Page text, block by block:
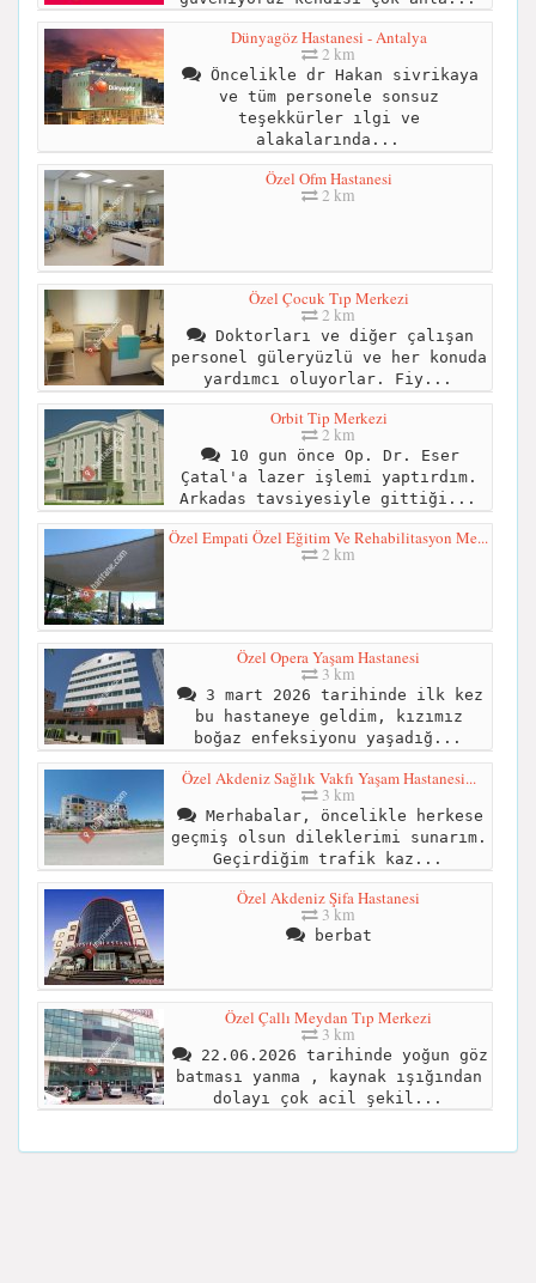
Dünyagöz Hastanesi - Antalya
2 km
Öncelikle dr Hakan sivrikaya
ve tüm personele sonsuz
teşekkürler ılgi ve
alakalarında...
Özel Ofm Hastanesi
2 km
Özel Çocuk Tıp Merkezi
2 km
Doktorları ve diğer çalışan
personel güleryüzlü ve her konuda
yardımcı oluyorlar. Fiy...
Orbit Tip Merkezi
2 km
10 gun önce Op. Dr. Eser
Çatal'a lazer işlemi yaptırdım.
Arkadas tavsiyesiyle gittiği...
Özel Empati Özel Eğitim Ve Rehabilitasyon Me...
2 km
Özel Opera Yaşam Hastanesi
3 km
3 mart 2026 tarihinde ilk kez
bu hastaneye geldim, kızımız
boğaz enfeksiyonu yaşadığ...
Özel Akdeniz Sağlık Vakfı Yaşam Hastanesi...
3 km
Merhabalar, öncelikle herkese
geçmiş olsun dileklerimi sunarım.
Geçirdiğim trafik kaz...
Özel Akdeniz Şifa Hastanesi
3 km
berbat
Özel Çallı Meydan Tıp Merkezi
3 km
22.06.2026 tarihinde yoğun göz
batması yanma , kaynak ışığından
dolayı çok acil şekil...